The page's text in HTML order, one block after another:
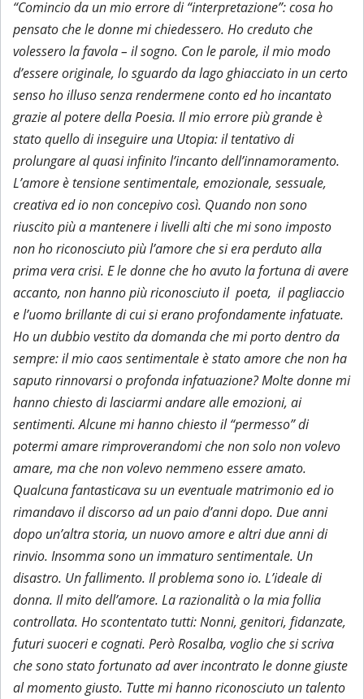
“Comincio da un mio errore di “interpretazione”: cosa ho
pensato che le donne mi chiedessero. Ho creduto che
volessero la favola – il sogno. Con le parole, il mio modo
d’essere originale, lo sguardo da lago ghiacciato in un certo
senso ho illuso senza rendermene conto ed ho incantato
grazie al potere della Poesia. Il mio errore più grande è
stato quello di inseguire una Utopia: il tentativo di
prolungare al quasi infinito l’incanto dell’innamoramento.
L’amore è tensione sentimentale, emozionale, sessuale,
creativa ed io non concepivo così. Quando non sono
riuscito più a mantenere i livelli alti che mi sono imposto
non ho riconosciuto più l’amore che si era perduto alla
prima vera crisi. E le donne che ho avuto la fortuna di avere
accanto, non hanno più riconosciuto il poeta, il pagliaccio
e l’uomo brillante di cui si erano profondamente infatuate.
Ho un dubbio vestito da domanda che mi porto dentro da
sempre: il mio caos sentimentale è stato amore che non ha
saputo rinnovarsi o profonda infatuazione? Molte donne mi
hanno chiesto di lasciarmi andare alle emozioni, ai
sentimenti. Alcune mi hanno chiesto il “permesso” di
potermi amare rimproverandomi che non solo non volevo
amare, ma che non volevo nemmeno essere amato.
Qualcuna fantasticava su un eventuale matrimonio ed io
rimandavo il discorso ad un paio d’anni dopo. Due anni
dopo un’altra storia, un nuovo amore e altri due anni di
rinvio. Insomma sono un immaturo sentimentale. Un
disastro. Un fallimento. Il problema sono io. L’ideale di
donna. Il mito dell’amore. La razionalità o la mia follia
controllata. Ho scontentato tutti: Nonni, genitori, fidanzate,
futuri suoceri e cognati. Però Rosalba, voglio che si scriva
che sono stato fortunato ad aver incontrato le donne giuste
al momento giusto. Tutte mi hanno riconosciuto un talento